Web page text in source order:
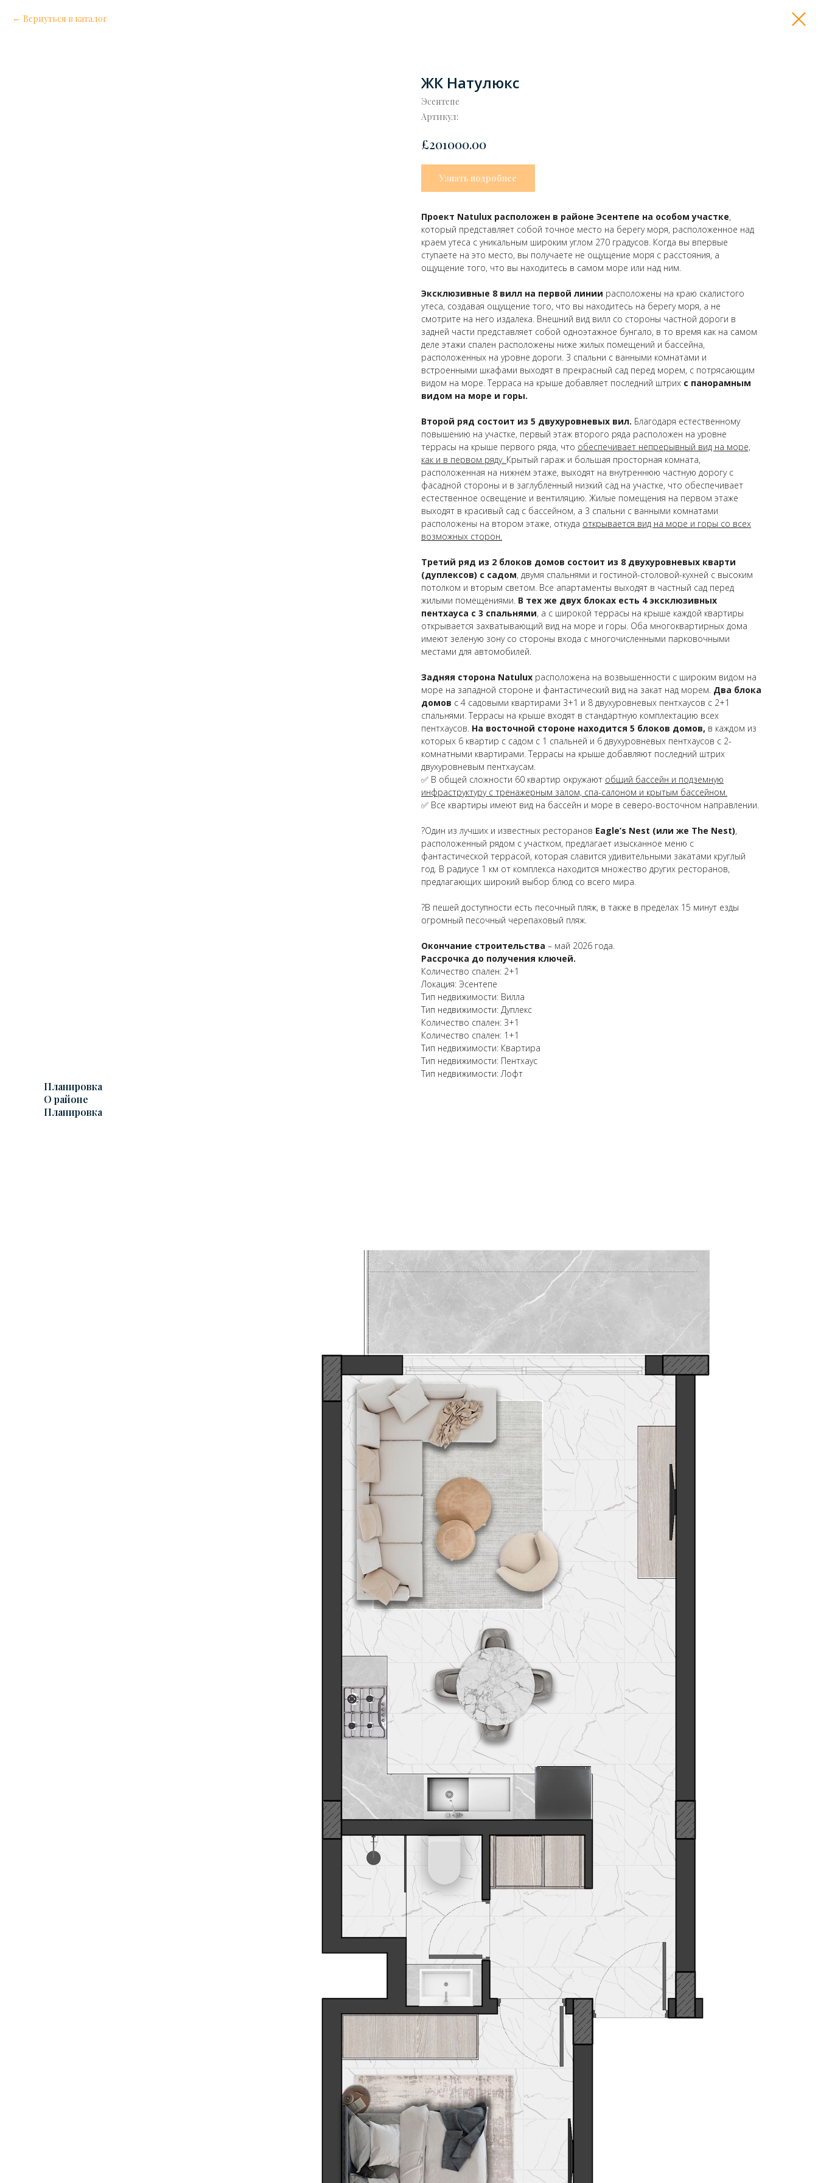
Вернуться в каталог
ЖК Натулюкс
Эсентепе
Артикул:
£201000.00
Узнать подробнее
Проект Natulux расположен в районе Эсентепе на особом участке,
который представляет собой точное место на берегу моря, расположенное над
краем утеса с уникальным широким углом 270 градусов. Когда вы впервые
ступаете на это место, вы получаете не ощущение моря с расстояния, а
ощущение того, что вы находитесь в самом море или над ним.
Эксклюзивные 8 вилл на первой линии расположены на краю скалистого
утеса, создавая ощущение того, что вы находитесь на берегу моря, а не
смотрите на него издалека. Внешний вид вилл со стороны частной дороги в
задней части представляет собой одноэтажное бунгало, в то время как на самом
деле этажи спален расположены ниже жилых помещений и бассейна,
расположенных на уровне дороги. 3 спальни с ванными комнатами и
встроенными шкафами выходят в прекрасный сад перед морем, с потрясающим
видом на море. Терраса на крыше добавляет последний штрих с панорамным
видом на море и горы.
Второй ряд состоит из 5 двухуровневых вил. Благодаря естественному
повышению на участке, первый этаж второго ряда расположен на уровне
террасы на крыше первого ряда, что обеспечивает непрерывный вид на море,
как и в первом ряду. Крытый гараж и большая просторная комната,
расположенная на нижнем этаже, выходят на внутреннюю частную дорогу с
фасадной стороны и в заглубленный низкий сад на участке, что обеспечивает
естественное освещение и вентиляцию. Жилые помещения на первом этаже
выходят в красивый сад с бассейном, а 3 спальни с ванными комнатами
расположены на втором этаже, откуда открывается вид на море и горы со всех
возможных сторон.
Третий ряд из 2 блоков домов состоит из 8 двухуровневых кварти
(дуплексов) с садом, двумя спальнями и гостиной-столовой-кухней с высоким
потолком и вторым светом. Все апартаменты выходят в частный сад перед
жилыми помещениями. В тех же двух блоках есть 4 эксклюзивных
пентхауса с 3 спальнями, а с широкой террасы на крыше каждой квартиры
открывается захватывающий вид на море и горы. Оба многоквартирных дома
имеют зеленую зону со стороны входа с многочисленными парковочными
местами для автомобилей.
Задняя сторона Natulux расположена на возвышенности с широким видом на
море на западной стороне и фантастический вид на закат над морем. Два блока
домов с 4 садовыми квартирами 3+1 и 8 двухуровневых пентхаусов с 2+1
спальнями. Террасы на крыше входят в стандартную комплектацию всех
пентхаусов. На восточной стороне находится 5 блоков домов, в каждом из
которых 6 квартир с садом с 1 спальней и 6 двухуровневых пентхаусов с 2-
комнатными квартирами. Террасы на крыше добавляют последний штрих
двухуровневым пентхаусам.
✅ В общей сложности 60 квартир окружают общий бассейн и подземную
инфраструктуру с тренажерным залом, спа-салоном и крытым бассейном.
✅ Все квартиры имеют вид на бассейн и море в северо-восточном направлении.
?Один из лучших и известных ресторанов Eagle’s Nest (или же The Nest),
расположенный рядом с участком, предлагает изысканное меню с
фантастической террасой, которая славится удивительными закатами круглый
год. В радиусе 1 км от комплекса находится множество других ресторанов,
предлагающих широкий выбор блюд со всего мира.
?В пешей доступности есть песочный пляж, в также в пределах 15 минут езды
огромный песочный черепаховый пляж.
Окончание строительства – май 2026 года.
Рассрочка до получения ключей.
Количество спален: 2+1
Локация: Эсентепе
Тип недвижимости: Вилла
Тип недвижимости: Дуплекс
Количество спален: 3+1
Количество спален: 1+1
Тип недвижимости: Квартира
Тип недвижимости: Пентхаус
Тип недвижимости: Лофт
Планировка
О районе
Планировка